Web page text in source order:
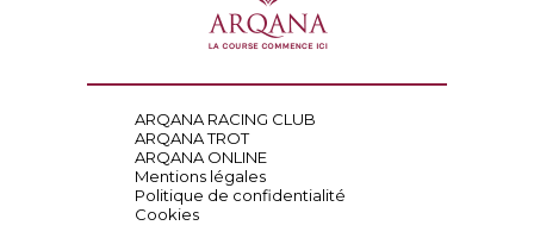
ARQANA RACING CLUB
ARQANA TROT
ARQANA ONLINE
Mentions légales
Politique de confidentialité
Cookies